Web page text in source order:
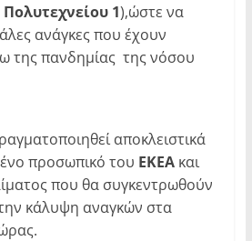
1),ώστε να
ανάγκες που έχουν
της πανδημίας της νόσου
αποκλειστικά
προσωπικό του ΕΚΕΑ και
που θα συγκεντρωθούν
κάλυψη αναγκών στα